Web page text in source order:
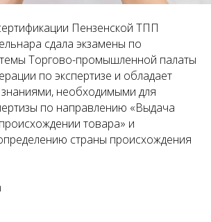
Пензенской ТПП
сдала экзамены по
Торгово-промышленной палаты
по экспертизе и обладает
необходимыми для
по направлению «Выдача
товара» и
страны происхождения